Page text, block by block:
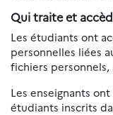
Qui traite et
Les étudiants ont
personnelles liées
fichiers personnels,
Les enseignants
étudiants inscrits